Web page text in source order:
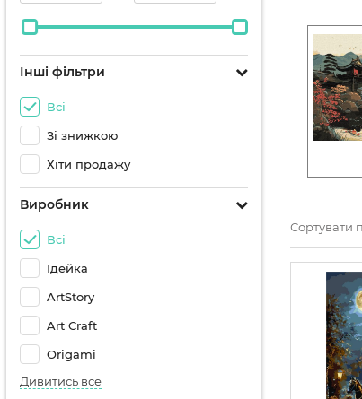
Інші фільтри
Всі
Зі знижкою
Хіти продажу
Виробник
Всі
Ідейка
ArtStory
Art Craft
Origami
Дивитись все
Сортувати